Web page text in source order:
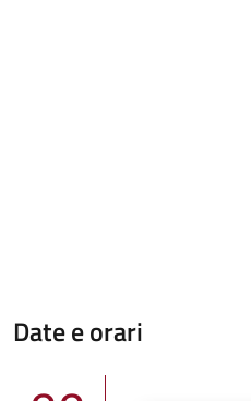
Date e orari